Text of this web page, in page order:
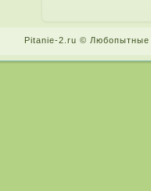
Pitanie-2.ru ©